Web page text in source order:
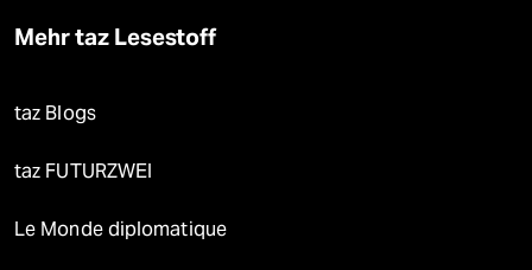
Mehr taz Lesestoff
taz Blogs
taz FUTURZWEI
Le Monde diplomatique